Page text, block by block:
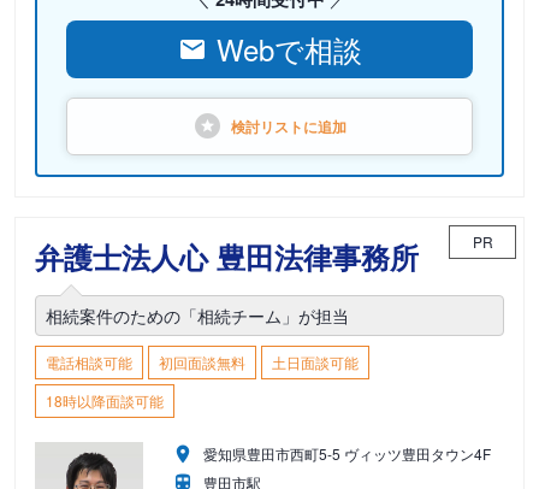
Webで相談
検討リストに追加
弁護士法人心 豊田法律事務所 PR
相続案件のための「相続チーム」が担当
電話相談可能 初回面談無料
土日面談可能
18時以降面談可能
愛知県豊田市西町5-5 ヴィッツ豊田タウン4F
豊田市駅